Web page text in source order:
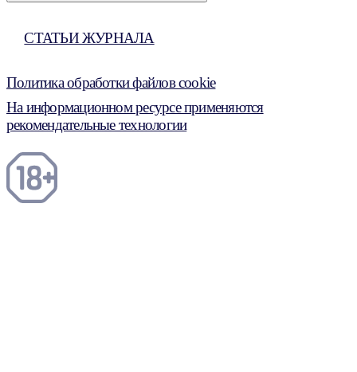
СТАТЬИ ЖУРНАЛА
Политика обработки файлов cookie
На информационном ресурсе применяются
рекомендательные технологии